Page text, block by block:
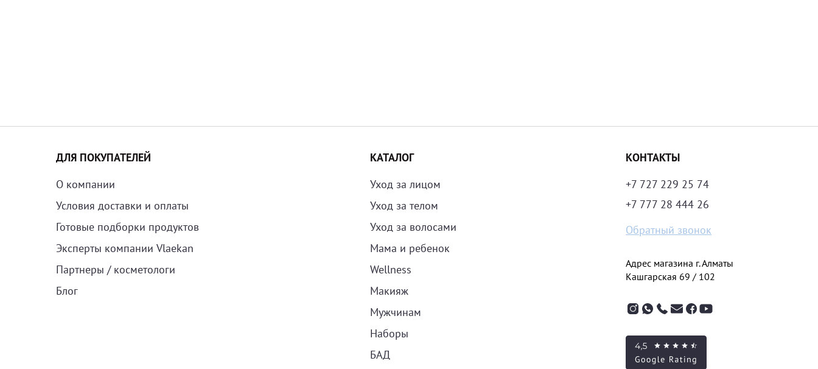
ДЛЯ ПОКУПАТЕЛЕЙ
О компании
Условия доставки и оплаты
Готовые подборки продуктов
Эксперты компании Vlaekan
Партнеры / косметологи
Блог
КАТАЛОГ
Уход за лицом
Уход за телом
Уход за волосами
Мама и ребенок
Wellness
Макияж
Мужчинам
Наборы
БАД
КОНТАКТЫ
+7 727 229 25 74
+7 777 28 444 26
Обратный звонок
Адрес магазина г. Алматы
Кашгарская 69 / 102